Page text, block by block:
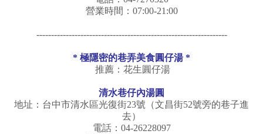
營業時間：07:00-21:00
-----------------------------------------------------------------
* 極隱密的巷弄美食圓仔湯 *
推薦：花生圓仔湯
清水巷仔內湯圓
地址：台中市清水區光復街23號（文昌街52號旁的巷子進
去）
電話：04-26228097